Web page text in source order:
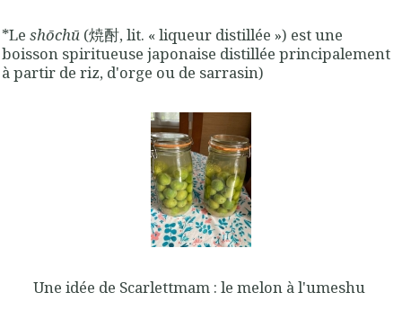
*Le shōchū (焼酎, lit. « liqueur distillée ») est une
boisson spiritueuse japonaise distillée principalement
à partir de riz, d'orge ou de sarrasin)
Une idée de Scarlettmam : le melon à l'umeshu